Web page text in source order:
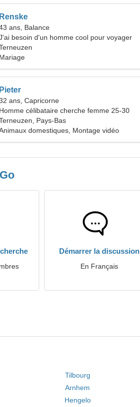
Renske
ans, Balance
besoin d'un homme cool pour voyager
Mariage
Pieter
ans, Capricorne
Homme célibataire cherche femme 25-30
Pays-Bas
domestiques, Montage vidéo
Démarrer la discussion
En Français
Tilbourg
Arnhem
Hengelo